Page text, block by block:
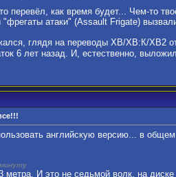
перевёл, как время будет... Чем-то
атаки" (Assault Frigate)
глядя на переводы ХВ/ХВ:К/ХВ2
6 лет назад. И, естественно,
английскую версию... в
минуту
И это не седьмой волк, на